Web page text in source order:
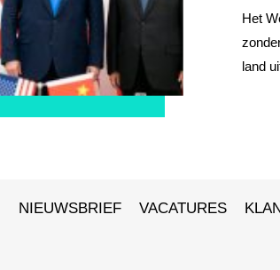
Het
land
NIEUWSBRIEF VACATURES